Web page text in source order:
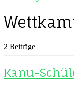
2 Beiträge
Kanu-